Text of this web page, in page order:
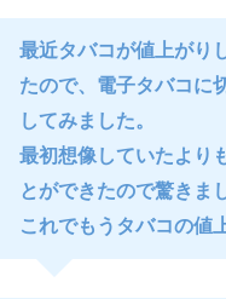
最近タバコが値上がり
たので、電子タバコに
してみました。
最初想像していたより
とができたので驚きま
これでもうタバコの値